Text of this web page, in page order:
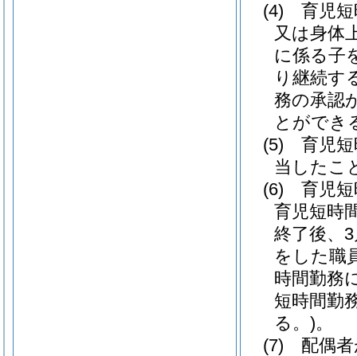
(4)
育児
又は身体
に係る子
り継続す
務の承認
とができ
(5)
育児
当したこ
(6)
育児
育児短時
終了後、
をした職
時間勤務
短時間勤
る。)。
(7)
配偶